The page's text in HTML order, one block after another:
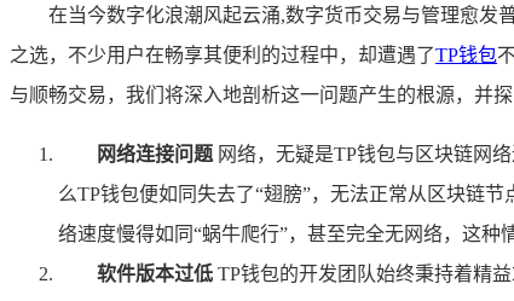
在当今数字化浪潮风起云涌,数字货币交易与管理愈发
之选，不少用户在畅享其便利的过程中，却遭遇了TP钱包
与顺畅交易，我们将深入地剖析这一问题产生的根源，并探
网络连接问题 网络，无疑是TP钱包与区块链网
么TP钱包便如同失去了“翅膀”，无法正常从区块链
络速度慢得如同“蜗牛爬行”，甚至完全无网络，这种
软件版本过低 TP钱包的开发团队始终秉持着精